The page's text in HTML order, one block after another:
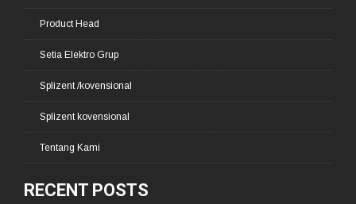
Product Head
Setia Elektro Grup
Splizent /kovensional
Splizent kovensional
Tentang Kami
RECENT POSTS